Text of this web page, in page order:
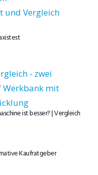
ist besser? | Vergleich
Kaufratgeber